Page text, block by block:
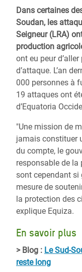
Dans certaines
Soudan, les
Seigneur (LRA)
production
ont eu peur
d’attaque. L’an
000 personnes à
19 attaques ont
d’Equatoria
"Une mission de
jamais constituer
du compte, le
responsable de la
sont cependant si
mesure de
la protection des
explique Equiza.
En savoir plus
> Blog : Le Sud-
reste long